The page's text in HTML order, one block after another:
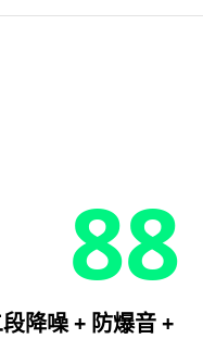
88
降噪 + 防爆音 +